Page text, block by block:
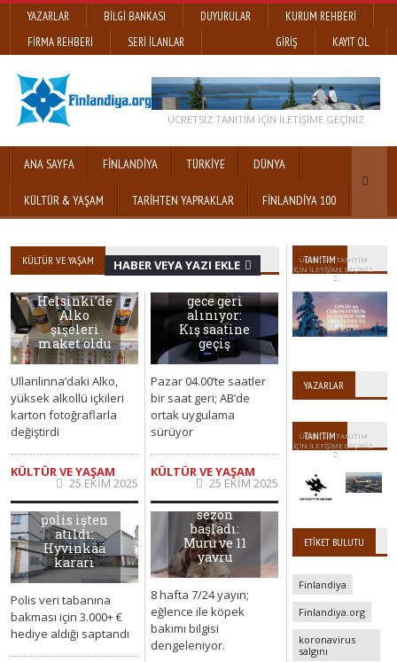
YAZARLAR BILGI BANKASI DUYURULAR
KURUM REHBERI
FIRMA REHBERI
SERI İLANLAR KAYIT OL
GIRIŞ
ÜCRETSİZ TANITIM IÇIN ILETIŞIME GEÇINIZ
ANA SAYFA FINLANDIYA TÜRKIYE DÜNYA
KÜLTÜR & YAŞAM TARİHTEN YAPRAKLAR FİNLANDİYA 100
KÜLTÜR VE YAŞAM HABER VEYA YAZI EKLE
Alkol
hırsızlığı
Helsinki’de
Alko
şişeleri
maket oldu
Ullanlinna’daki Alko,
yüksek alkollü içkileri
karton fotoğraflarla
değiştirdi
KÜLTÜR VE YAŞAM
25 EKIM 2025
gece geri
alınıyor:
Kış saatine
geçiş
Pazar 04.00’te saatler
bir saat geri; AB’de
ortak uygulama
sürüyor
KÜLTÜR VE YAŞAM
25 EKIM 2025
Rüşvet alan
polis işten
atıldı:
Hyvinkää
kararı
Polis veri tabanına
bakması için 3.000+ €
hediye aldığı saptandı
Pentulive 5.
sezon
başladı:
Muru ve 11
yavru
8 hafta 7/24 yayın;
eğlence ile köpek
bakımı bilgisi
dengeleniyor.
TANITIM
ÜCRETSİZ TANITIM
IÇIN ILETIŞIME GEÇINIZ
YAZARLAR
TANITIM
ÜCRETSİZ TANITIM
IÇIN ILETIŞIME GEÇINIZ
ETIKET BULUTU
Finlandiya
Finlandiya.org
koronavirus
salgını